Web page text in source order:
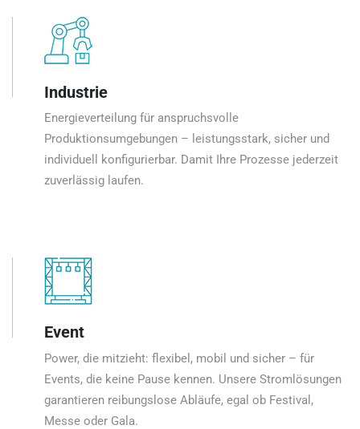
Industrie
Energieverteilung für anspruchsvolle
Produktionsumgebungen – leistungsstark, sicher und
individuell konfigurierbar. Damit Ihre Prozesse jederzeit
zuverlässig laufen.
Event
Power, die mitzieht: flexibel, mobil und sicher – für
Events, die keine Pause kennen. Unsere Stromlösungen
garantieren reibungslose Abläufe, egal ob Festival,
Messe oder Gala.